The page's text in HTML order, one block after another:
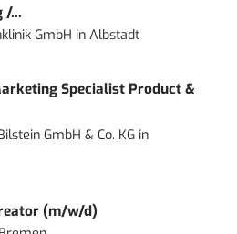
/...
GmbH inAlbstadt
Specialist Product &
GmbH & Co. KG in
(m/w/d)